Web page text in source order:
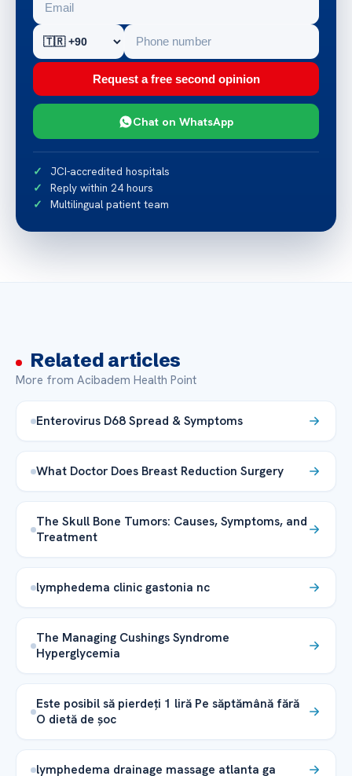
Request a free second opinion
Chat on WhatsApp
JCI-accredited hospitals
Reply within 24 hours
Multilingual patient team
Related articles
More from Acibadem Health Point
Enterovirus D68 Spread & Symptoms
What Doctor Does Breast Reduction Surgery
The Skull Bone Tumors: Causes, Symptoms, and
Treatment
lymphedema clinic gastonia nc
The Managing Cushings Syndrome
Hyperglycemia
Este posibil să pierdeți 1 liră Pe săptămână fără
O dietă de șoc
lymphedema drainage massage atlanta ga